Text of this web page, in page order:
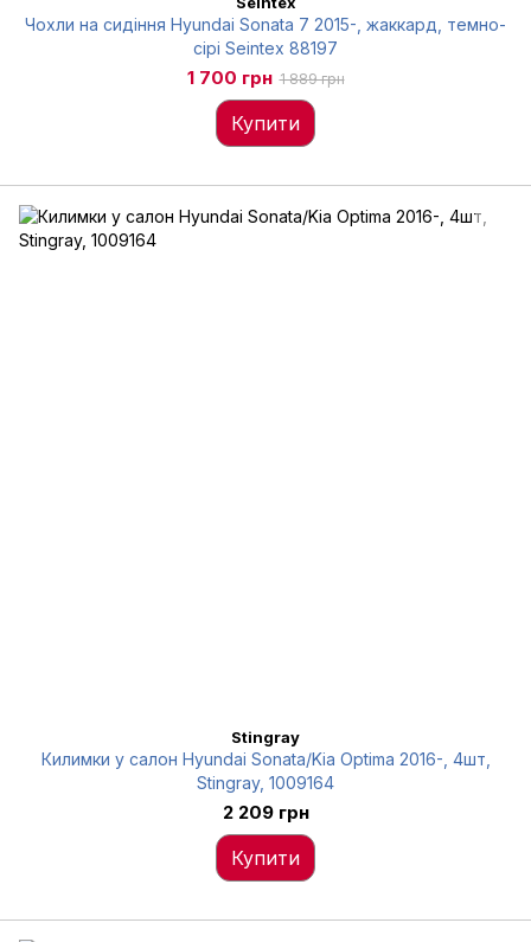
Чохли на сидіння Hyundai Sonata 7 2015-, жаккард, темно-
сірі Seintex 88197
1 700 грн 1 889 грн
Купити
Stingray
Килимки у салон Hyundai Sonata/Kia Optima 2016-, 4шт,
Stingray, 1009164
2 209 грн
Купити